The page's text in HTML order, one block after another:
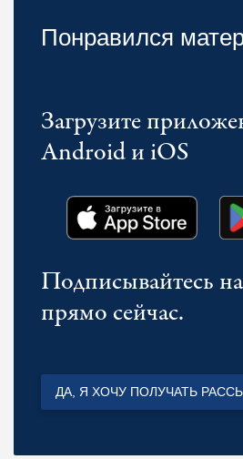
Понравился
Загрузите
Android и iOS
Подписывайтесь
прямо сейчас.
ДА, Я ХОЧУ ПОЛУЧАТЬ